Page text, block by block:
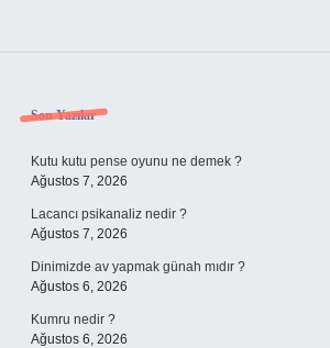
Sidebar
Son Yazılar
Kutu kutu pense oyunu ne demek ?
Ağustos 7, 2026
Lacancı psikanaliz nedir ?
Ağustos 7, 2026
Dinimizde av yapmak günah mıdır ?
Ağustos 6, 2026
Kumru nedir ?
Ağustos 6, 2026